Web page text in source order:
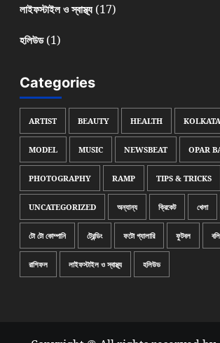
লাইফস্টাইল ও স্বাস্থ্য(17)
হলিউড(1)
Categories
ARTIST BEAUTY HEALTH KOLKATA
MODEL MUSIC NEWSBEAT OPAR
PHOTOGRAPHY RAMP TIPS & TRICKS
UNCATEGORIZED অন্যান্য ক্রিকেট খেলা
টো টো কোম্পানি ট্রেন্ডিং ফটো গ্যালারি ফুটবল
রাশিফল লাইফস্টাইল ও স্বাস্থ্য হলিউড